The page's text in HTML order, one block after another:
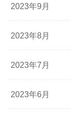
2023年9月
2023年8月
2023年7月
2023年6月